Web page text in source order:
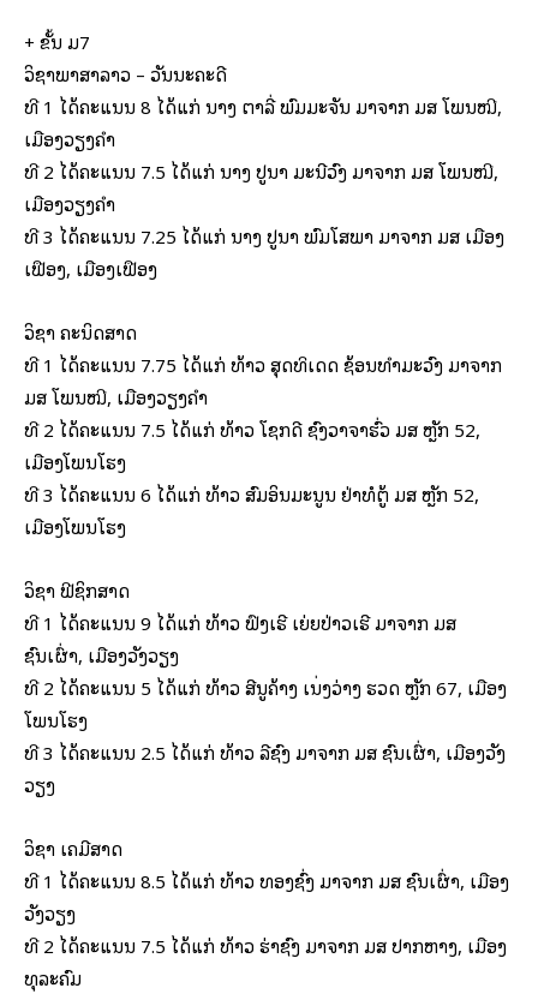
+ ຂັ້ນ ມ7
ວິຊາພາສາລາວ – ວັນນະຄະດີ
ທີ 1 ໄດ້ຄະແນນ 8 ໄດ້ແກ່ ນາງ ຕາລີ່ ພົມມະຈັນ ມາຈາກ ມສ ໂພນໝີ,
ເມືອງວຽງຄຳ
ທີ 2 ໄດ້ຄະແນນ 7.5 ໄດ້ແກ່ ນາງ ປູນາ ມະນີວົງ ມາຈາກ ມສ ໂພນໝີ,
ເມືອງວຽງຄຳ
ທີ 3 ໄດ້ຄະແນນ 7.25 ໄດ້ແກ່ ນາງ ປູນາ ພົມໂສພາ ມາຈາກ ມສ ເມືອງ
ເຟືອງ, ເມືອງເຟືອງ
ວິຊາ ຄະນິດສາດ
ທີ 1 ໄດ້ຄະແນນ 7.75 ໄດ້ແກ່ ທ້າວ ສຸດທິເດດ ຊ້ອນທຳມະວົງ ມາຈາກ
ມສ ໂພນໝີ, ເມືອງວຽງຄຳ
ທີ 2 ໄດ້ຄະແນນ 7.5 ໄດ້ແກ່ ທ້າວ ໂຊກດີ ຊົງວາຈາຮົ່ວ ມສ ຫຼັກ 52,
ເມືອງໂພນໂຮງ
ທີ 3 ໄດ້ຄະແນນ 6 ໄດ້ແກ່ ທ້າວ ສົມອິນມະນູນ ຢ່າທໍຕູ້ ມສ ຫຼັກ 52,
ເມືອງໂພນໂຮງ
ວິຊາ ຟີຊິກສາດ
ທີ 1 ໄດ້ຄະແນນ 9 ໄດ້ແກ່ ທ້າວ ຟົງເຮີ ເຍ່ຍປ່າວເຮີ ມາຈາກ ມສ
ຊົນເຜົ່າ, ເມືອງວັງວຽງ
ທີ 2 ໄດ້ຄະແນນ 5 ໄດ້ແກ່ ທ້າວ ສີນູຄ້າງ ເນັ່ງວ່າງ ຮວດ ຫຼັກ 67, ເມືອງ
ໂພນໂຮງ
ທີ 3 ໄດ້ຄະແນນ 2.5 ໄດ້ແກ່ ທ້າວ ລີຊົງ ມາຈາກ ມສ ຊົນເຜົ່າ, ເມືອງວັງ
ວຽງ
ວິຊາ ເຄມີສາດ
ທີ 1 ໄດ້ຄະແນນ 8.5 ໄດ້ແກ່ ທ້າວ ທອງຊົ່ງ ມາຈາກ ມສ ຊົນເຜົ່າ, ເມືອງ
ວັງວຽງ
ທີ 2 ໄດ້ຄະແນນ 7.5 ໄດ້ແກ່ ທ້າວ ຮ່າຊົງ ມາຈາກ ມສ ປາກຫາງ, ເມືອງ
ທຸລະຄົມ